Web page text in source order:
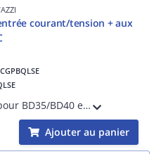
courant/tension + aux
CGPBQLSE
Module pour BD35/BD40 et BDXX - Entrée CC/CA: 200µA, 2mA, 20mA, 200mV, 2V, 20V + alimentation capteur
Ajouter au panier